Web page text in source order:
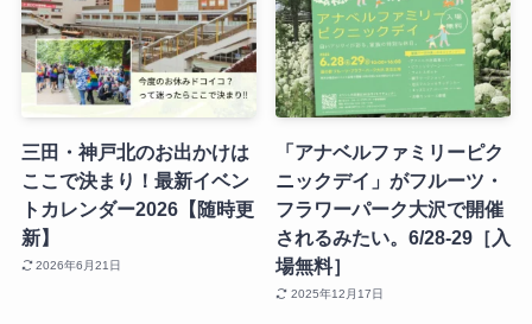
三田・神戸北のお出かけは
ここで決まり！最新イベン
トカレンダー2026【随時更
新】
2026年6月21日
「アナベルファミリーピク
ニックデイ」がフルーツ・
フラワーパーク大沢で開催
されるみたい。6/28-29［入
場無料］
2025年12月17日